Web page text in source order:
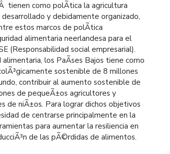
tienen como polÃ­tica la agricultura
y debidamente organizado,
estos marcos de polÃ­tica
alimentaria neerlandesa para el
(Responsabilidad social empresarial).
los PaÃ­ses Bajos tiene como
sostenible de 8 millones
contribuir al aumento sostenible de
de pequeÃ±os agricultores y
de niÃ±os. Para lograr dichos objetivos
de centrarse principalmente en la
para aumentar la resiliencia en
de las pÃ©rdidas de alimentos.